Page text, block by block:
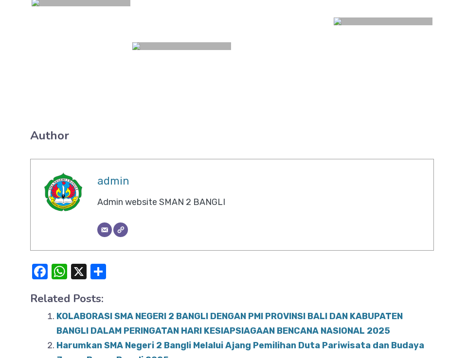
Author
admin
Admin website SMAN 2 BANGLI
F
c
e
o
W
at
s
A
p
X
e
Related Posts:
KOLABORASI SMA NEGERI 2 BANGLI DENGAN PMI PROVINSI BALI DAN KABUPATEN
BANGLI DALAM PERINGATAN HARI KESIAPSIAGAAN BENCANA NASIONAL 2025
Harumkan SMA Negeri 2 Bangli Melalui Ajang Pemilihan Duta Pariwisata dan Budaya